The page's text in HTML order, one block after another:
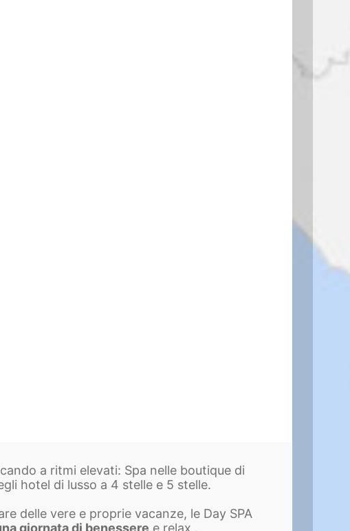
a ritmi elevati: Spa nelle boutique di
hotel di lusso a 4 stelle e 5 stelle.
delle vere e proprie vacanze, le Day SPA
giornata di benessere e relax .